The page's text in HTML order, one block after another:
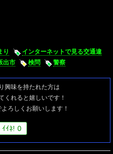
り
インターネットで見る交通違
出市 検問 警察
興味を持たれた方は
くれると嬉しいです！
ろしくお願いします！
ｲｲﾈ! 0